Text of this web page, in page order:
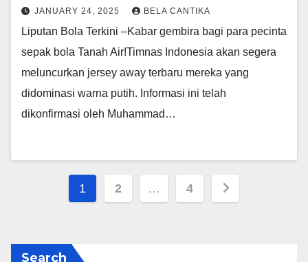
JANUARY 24, 2025 BELA CANTIKA
Liputan Bola Terkini –Kabar gembira bagi para pecinta
sepak bola Tanah Air!Timnas Indonesia akan segera
meluncurkan jersey away terbaru mereka yang
didominasi warna putih. Informasi ini telah
dikonfirmasi oleh Muhammad…
Posts
1 2 … 4
Search